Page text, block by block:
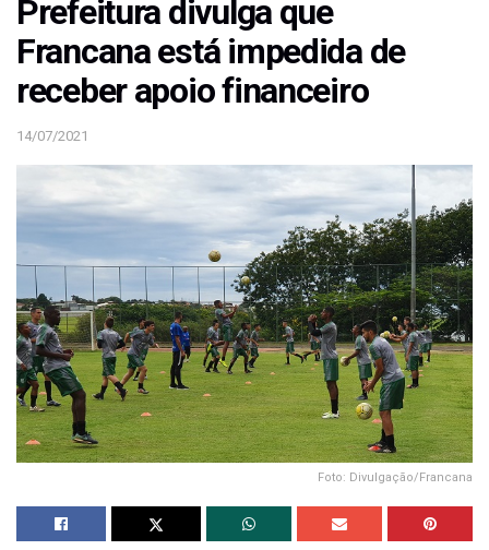
Prefeitura divulga que
Francana está impedida de
receber apoio financeiro
14/07/2021
Foto: Divulgação/Francana